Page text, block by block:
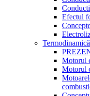
Efectul
Motorul
Motorul